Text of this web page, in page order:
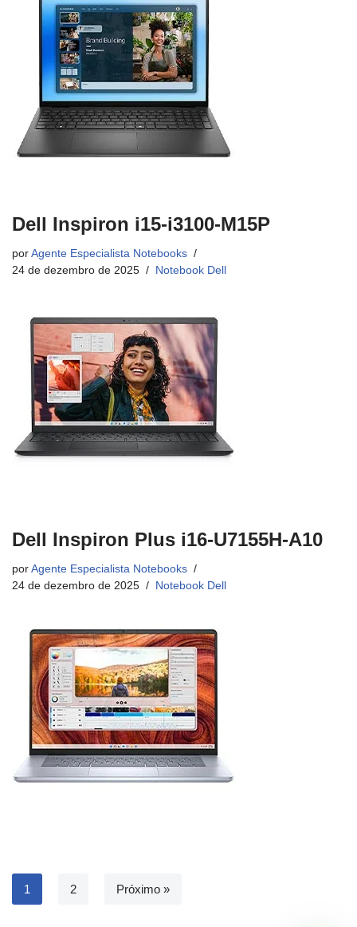
Dell Inspiron i15-i3100-M15P
por Agente Especialista Notebooks
24 de dezembro de 2025
Notebook Dell
Dell Inspiron Plus i16-U7155H-A10
por Agente Especialista Notebooks
24 de dezembro de 2025
Notebook Dell
1 2 Próximo »